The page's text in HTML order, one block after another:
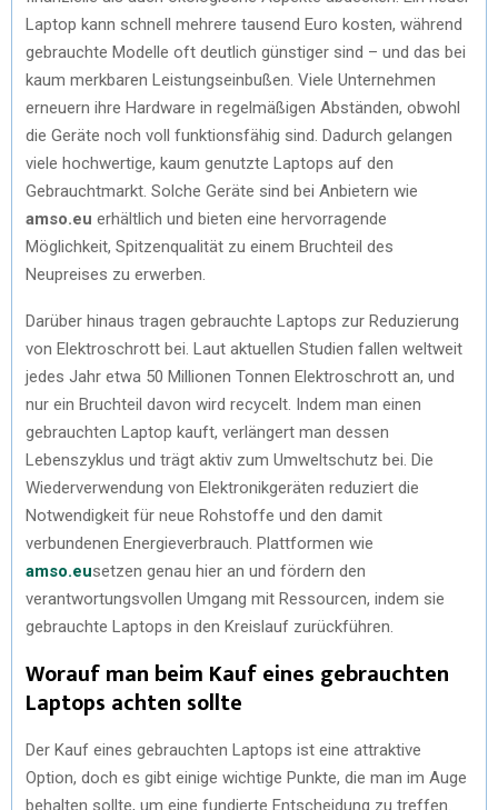
Laptop kann schnell mehrere tausend Euro kosten, während
gebrauchte Modelle oft deutlich günstiger sind – und das bei
kaum merkbaren Leistungseinbußen. Viele Unternehmen
erneuern ihre Hardware in regelmäßigen Abständen, obwohl
die Geräte noch voll funktionsfähig sind. Dadurch gelangen
viele hochwertige, kaum genutzte Laptops auf den
Gebrauchtmarkt. Solche Geräte sind bei Anbietern wie
amso.eu erhältlich und bieten eine hervorragende
Möglichkeit, Spitzenqualität zu einem Bruchteil des
Neupreises zu erwerben.
Darüber hinaus tragen gebrauchte Laptops zur Reduzierung
von Elektroschrott bei. Laut aktuellen Studien fallen weltweit
jedes Jahr etwa 50 Millionen Tonnen Elektroschrott an, und
nur ein Bruchteil davon wird recycelt. Indem man einen
gebrauchten Laptop kauft, verlängert man dessen
Lebenszyklus und trägt aktiv zum Umweltschutz bei. Die
Wiederverwendung von Elektronikgeräten reduziert die
Notwendigkeit für neue Rohstoffe und den damit
verbundenen Energieverbrauch. Plattformen wie
amso.eusetzen genau hier an und fördern den
verantwortungsvollen Umgang mit Ressourcen, indem sie
gebrauchte Laptops in den Kreislauf zurückführen.
Worauf man beim Kauf eines gebrauchten
Laptops achten sollte
Der Kauf eines gebrauchten Laptops ist eine attraktive
Option, doch es gibt einige wichtige Punkte, die man im Auge
behalten sollte, um eine fundierte Entscheidung zu treffen.